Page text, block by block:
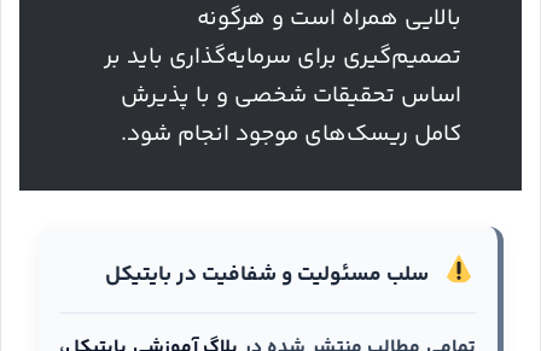
بالایی همراه است و هرگونه
تصمیم‌گیری برای سرمایه‌گذاری باید بر
اساس تحقیقات شخصی و با پذیرش
کامل ریسک‌های موجود انجام شود.
سلب مسئولیت و شفافیت در بایتیکل